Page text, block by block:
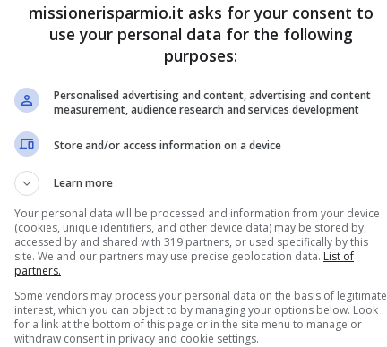
per il Salone del Mobile 2023, ha spiegato una
percorrere per risolvere lo squilibrio fra
il governo non è risolverlo con i migranti ma
che è illavoro femminile“.
missionerisparmio.it asks for your consent to
use your personal data for the following
purposes:
Personalised advertising and content, advertising and content
measurement, audience research and services development
Store and/or access information on a device
Learn more
Your personal data will be processed and information from your device
(cookies, unique identifiers, and other device data) may be stored by,
accessed by and shared with 319 partners, or used specifically by this
site. We and our partners may use precise geolocation data. List of
partners.
Some vendors may process your personal data on the basis of legitimate
interest, which you can object to by managing your options below. Look
for a link at the bottom of this page or in the site menu to manage or
withdraw consent in privacy and cookie settings.